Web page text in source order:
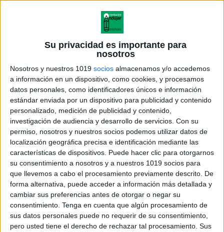
Su privacidad es importante para
nosotros
Nosotros y nuestros 1019 socios almacenamos y/o accedemos
a información en un dispositivo, como cookies, y procesamos
datos personales, como identificadores únicos e información
estándar enviada por un dispositivo para publicidad y contenido
personalizado, medición de publicidad y contenido,
investigación de audiencia y desarrollo de servicios. Con su
permiso, nosotros y nuestros socios podemos utilizar datos de
localización geográfica precisa e identificación mediante las
características de dispositivos. Puede hacer clic para otorgarnos
su consentimiento a nosotros y a nuestros 1019 socios para
que llevemos a cabo el procesamiento previamente descrito. De
forma alternativa, puede acceder a información más detallada y
cambiar sus preferencias antes de otorgar o negar su
consentimiento. Tenga en cuenta que algún procesamiento de
sus datos personales puede no requerir de su consentimiento,
pero usted tiene el derecho de rechazar tal procesamiento. Sus
ENLACE AL GRUPO
DESCARGA MÁS ABAJO EL
RECURSO EN PDF